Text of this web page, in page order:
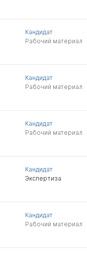
Кандидат
Рабочий материал
Кандидат
Рабочий материал
Кандидат
Рабочий материал
Кандидат
Экспертиза
Кандидат
Рабочий материал